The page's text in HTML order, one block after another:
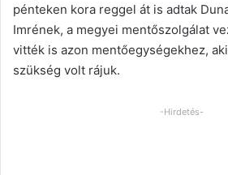
pénteken kora reggel át is adtak
Imrének, a megyei mentőszolgálat
vitték is azon mentőegységekhez,
szükség volt rájuk.
-Hirdetés-